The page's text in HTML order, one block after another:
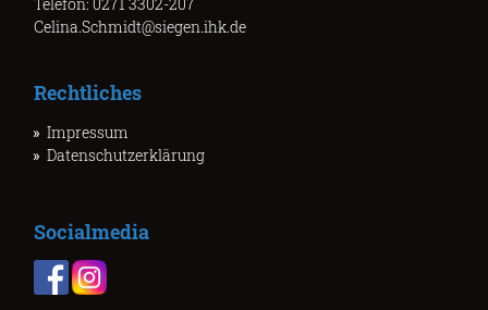
Celina.Schmidt@siegen.ihk.de
Rechtliches
Impressum
Datenschutzerklärung
Socialmedia